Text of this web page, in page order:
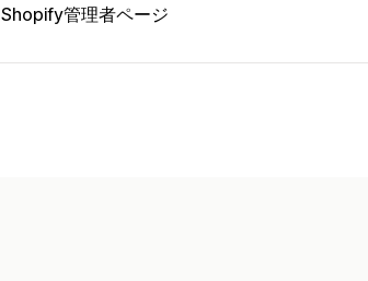
Shopify管理者ページ